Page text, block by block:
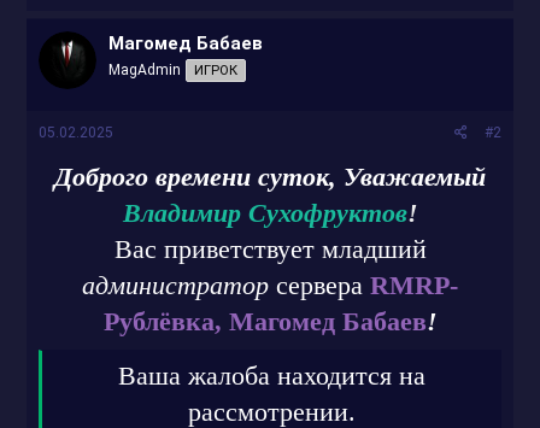
Магомед Бабаев
MagAdmin ИГРОК
05.02.2025 #2
Доброго времени суток, Уважаемый
Владимир Сухофруктов!
Вас приветствует младший
администратор сервера RMRP-
Рублёвка, Магомед Бабаев!
Ваша жалоба находится на
рассмотрении.